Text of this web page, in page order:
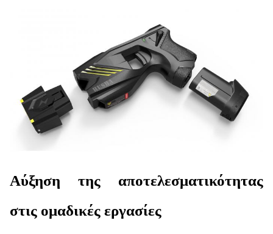
Αύξηση της αποτελεσματικότητας
στις ομαδικές εργασίες